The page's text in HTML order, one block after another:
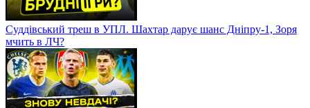
Суддівський треш в УПЛ. Шахтар дарує шанс Дніпру-1, Зоря
мчить в ЛЧ?